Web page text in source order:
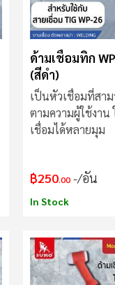
ด้ามเชื่อมทิก
(สีดำ)
เป็นหัวเชื่อมที่สา
ตามความผู้ใช้งาน
เชื่อมได้หลายมุม
฿250.00 /อัน
In Stock